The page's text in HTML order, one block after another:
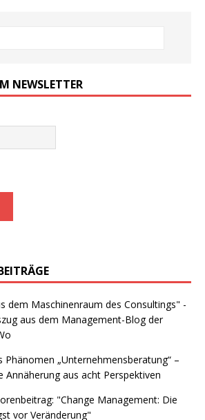
NEWSLETTER
dem Maschinenraum des Consultings" -
aus dem Management-Blog der
Phänomen „Unternehmensberatung“ –
Annäherung aus acht Perspektiven
"Change Management: Die
vor Veränderung"